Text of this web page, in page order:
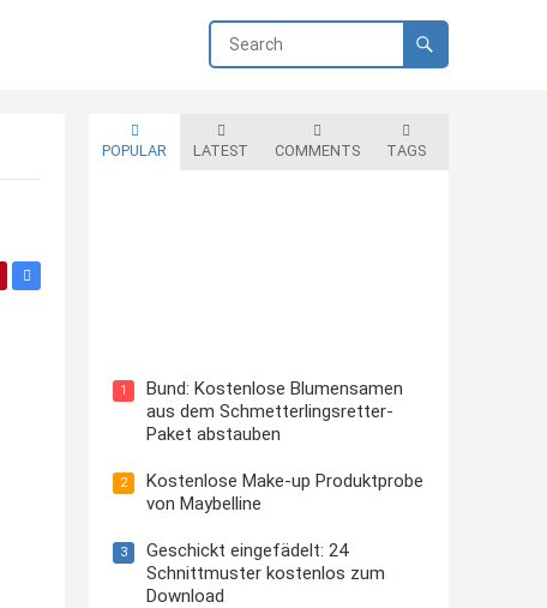
POPULAR LATEST COMMENTS TAGS
1
Bund: Kostenlose Blumensamen
aus dem Schmetterlingsretter-
Paket abstauben
2
Kostenlose Make-up Produktprobe
von Maybelline
3
Geschickt eingefädelt: 24
Schnittmuster kostenlos zum
Download